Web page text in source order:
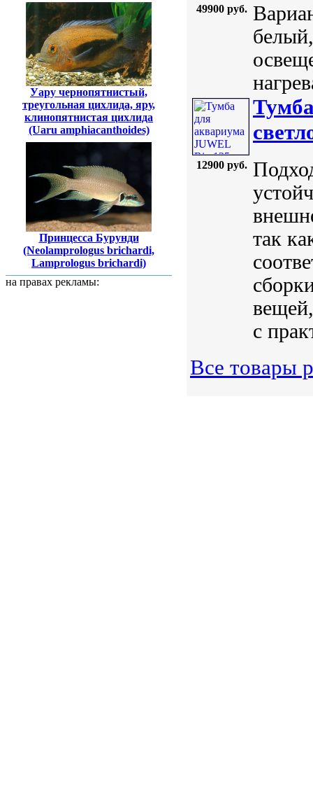
Уару чернопятнистый,
треугольная цихлида, яру,
клинопятнистая цихлида
(Uaru amphiacanthoides)
Принцесса Бурунди
(Neolamprologus brichardi,
Lamprologus brichardi)
на правах рекламы:
49900 руб.
12900 руб.
так
с
Все товары